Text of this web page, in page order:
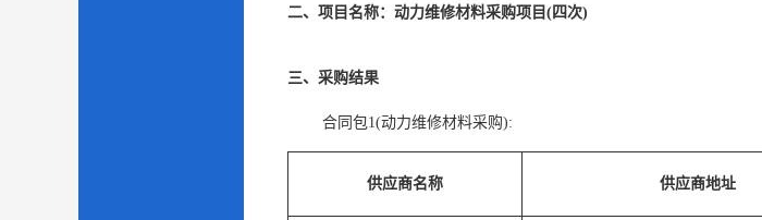
二、项目名称：动力维修材料采购项目(四次)
三、采购结果
合同包1(动力维修材料采购):
供应商名称 供应商地址